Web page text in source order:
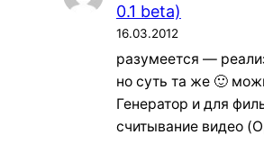
0.1 beta)
16.03.2012
разумеется —
но суть та же 🙂
Генератор и для
считывание видео